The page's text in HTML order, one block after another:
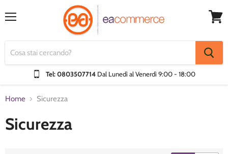
Tel: 0803507714 Dal Lunedì al Venerdì9:00 - 18:00
Home Sicurezza
Sicurezza